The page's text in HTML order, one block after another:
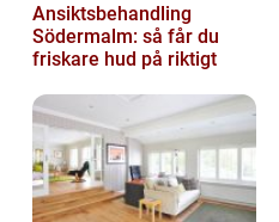
Ansiktsbehandling
Södermalm: så får du
friskare hud på riktigt